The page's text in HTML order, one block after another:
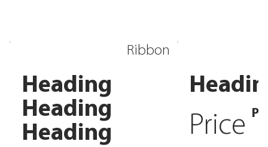
Ribbon
Heading
Heading
Heading
Price